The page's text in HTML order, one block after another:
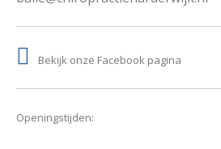
Bekijk onze Facebook pagina
Openingstijden: